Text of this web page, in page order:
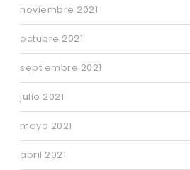
noviembre 2021
octubre 2021
septiembre 2021
julio 2021
mayo 2021
abril 2021